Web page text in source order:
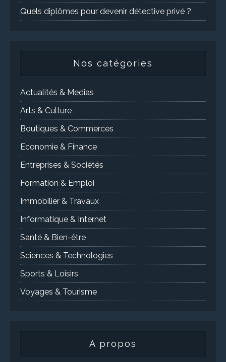
Quels diplômes pour devenir détective privé ?
Nos catégories
Actualités & Medias
Arts & Culture
Boutiques & Commerces
Economie & Finance
Entreprises & Sociétés
Formation & Emploi
Immobilier & Travaux
Informatique & Internet
Santé & Bien-être
Sciences & Technologies
Sports & Loisirs
Voyages & Tourisme
A propos